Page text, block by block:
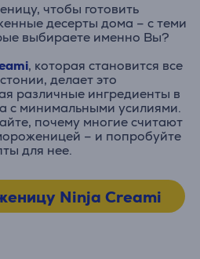
чтобы готовить
десерты дома – с теми
выбираете именно Вы?
, которая становится все
делает это
различные ингредиенты в
с минимальными усилиями.
почему многие считают
– и попробуйте
для нее.
Ninja Creami